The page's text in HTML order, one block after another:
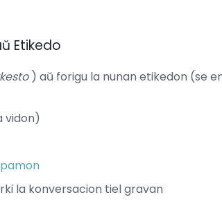
Etikedo
) aŭ forigu la nunan etikedon (se
vidon)
la konversacion tiel gravan